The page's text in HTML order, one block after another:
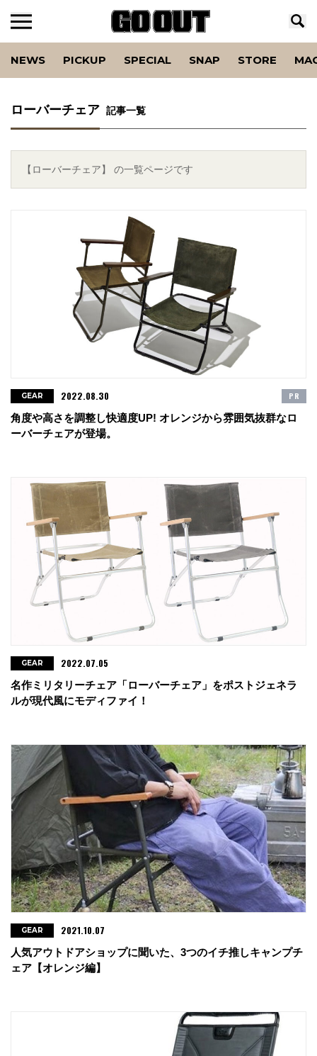
NEWS PICKUP SPECIAL SNAP STORE
ローバーチェア 記事一覧
【ローバーチェア】 の一覧ページです
角度や高さを調整し快適度UP! オレンジから雰囲気抜群なロ
ーバーチェアが登場。
GEAR 2022.08.30 PR
名作ミリタリーチェア「ローバーチェア」をポストジェネラ
ルが現代風にモディファイ！
GEAR 2022.07.05
人気アウトドアショップに聞いた、3つのイチ推しキャンプチ
ェア【オレンジ編】
GEAR 2021.10.07